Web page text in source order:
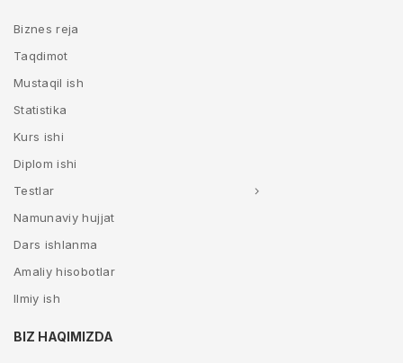
Biznes reja
Taqdimot
Mustaqil ish
Statistika
Kurs ishi
Diplom ishi
Testlar
Namunaviy hujjat
Dars ishlanma
Amaliy hisobotlar
Ilmiy ish
BIZ HAQIMIZDA